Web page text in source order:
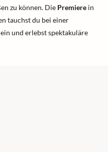
zu können. Die Premiere in
tauchst du bei einer
und erlebst spektakuläre